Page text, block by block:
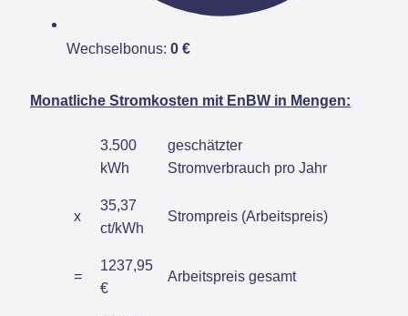
Wechselbonus: 0 €
Monatliche Stromkosten mit EnBW in Mengen:
3.500
kWh
geschätzter
Stromverbrauch pro Jahr
x
35,37
ct/kWh
Strompreis (Arbeitspreis)
=
1237,95
€
Arbeitspreis gesamt